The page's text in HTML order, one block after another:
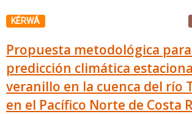
KÉRWÁ
Propuesta metodológica
predicción climática
veranillo en la cuenca del río
en el Pacífico Norte de Costa